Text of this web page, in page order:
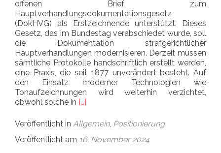
offenen Brief zum
Hauptverhandlungsdokumentationsgesetz
(DokHVG) als Erstzeichnende unterstützt. Dieses
Gesetz, das im Bundestag verabschiedet wurde, soll
die Dokumentation strafgerichtlicher
Hauptverhandlungen modernisieren. Derzeit müssen
sämtliche Protokolle handschriftlich erstellt werden,
eine Praxis, die seit 1877 unverändert besteht. Auf
den Einsatz moderner Technologien wie
Tonaufzeichnungen wird weiterhin verzichtet,
obwohl solche in Read more about Petition zum
[…]
Veröffentlicht in Allgemein, Positionierung
Veröffentlicht am 16. November 2024